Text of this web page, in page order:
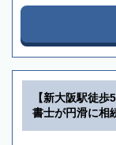
【新大阪駅徒
書士が円滑に相